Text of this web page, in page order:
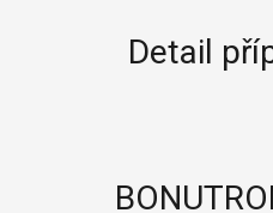
Detail